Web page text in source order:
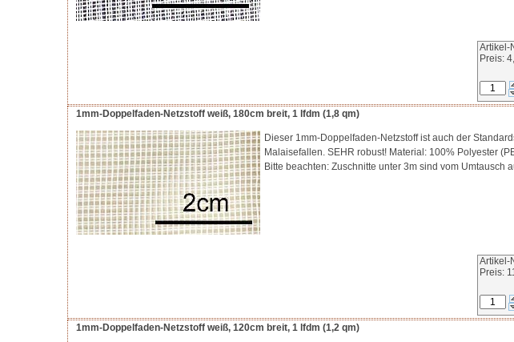
Artikel-
Preis:
1mm-Doppelfaden-Netzstoff weiß, 180cm breit, 1 lfdm (1,8 qm)
Dieser 1mm-Doppelfaden-Netzstoff ist auch der
Malaisefallen. SEHR robust! Material: 100% Polyester
Bitte beachten: Zuschnitte unter 3m sind vom Umtausch
Artikel-
Preis:
1mm-Doppelfaden-Netzstoff weiß, 120cm breit, 1 lfdm (1,2 qm)